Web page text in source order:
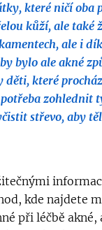
které ničí oba
kůží, ale
ale i
bylo ale akné
které
zohlednit
střevo, aby
kde najdete
při léčbě akné,